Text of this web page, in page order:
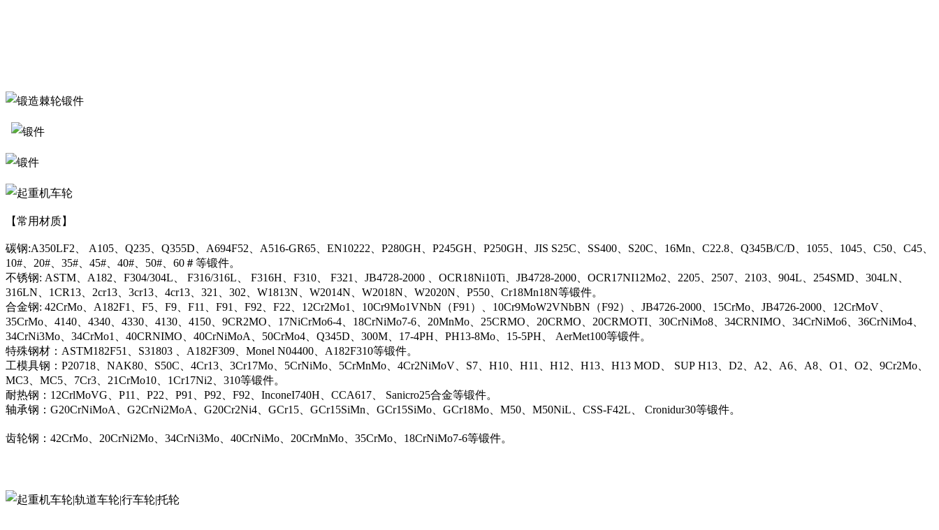
【常用材质】
碳钢:A350LF2、 A105、Q235、Q355D、A694F52、A516-GR65、EN10222、P280GH、P245GH、P250GH、JIS S25C、SS400、S20C、16Mn、C22.8、Q345B/C/D、1055、1045、C50、C45、
10#、20#、35#、45#、40#、50#、60＃等锻件。
不锈钢: ASTM、A182、F304/304L、 F316/316L、 F316H、F310、 F321、JB4728-2000 、OCR18Ni10Ti、JB4728-2000、OCR17NI12Mo2、2205、2507、2103、904L、254SMD、304LN、
316LN、1CR13、2cr13、3cr13、4cr13、321、302、W1813N、W2014N、W2018N、W2020N、P550、Cr18Mn18N等锻件。
合金钢: 42CrMo、A182F1、F5、F9、F11、F91、F92、F22、12Cr2Mo1、10Cr9Mo1VNbN（F91）、10Cr9MoW2VNbBN（F92）、JB4726-2000、15CrMo、JB4726-2000、12CrMoV、
35CrMo、4140、4340、4330、4130、4150、9CR2MO、17NiCrMo6-4、18CrNiMo7-6、20MnMo、25CRMO、20CRMO、20CRMOTI、30CrNiMo8、34CRNIMO、34CrNiMo6、36CrNiMo4、
34CrNi3Mo、34CrMo1、40CRNIMO、40CrNiMoA、50CrMo4、Q345D、300M、17-4PH、PH13-8Mo、15-5PH、 AerMet100等锻件。
特殊钢材：ASTM182F51、S31803 、A182F309、Monel N04400、A182F310等锻件。
工模具钢：P20718、NAK80、S50C、4Cr13、3Cr17Mo、5CrNiMo、5CrMnMo、4Cr2NiMoV、S7、H10、H11、H12、H13、H13 MOD、 SUP H13、D2、A2、A6、A8、O1、O2、9Cr2Mo、
MC3、MC5、7Cr3、21CrMo10、1Cr17Ni2、310等锻件。
耐热钢：12CrlMoVG、P11、P22、P91、P92、F92、InconeI740H、CCA617、 Sanicro25合金等锻件。
轴承钢：G20CrNiMoA、G2CrNi2MoA、G20Cr2Ni4、GCr15、GCr15SiMn、GCr15SiMo、GCr18Mo、M50、M50NiL、CSS-F42L、 Cronidur30等锻件。
齿轮钢：42CrMo、20CrNi2Mo、34CrNi3Mo、40CrNiMo、20CrMnMo、35CrMo、18CrNiMo7-6等锻件。